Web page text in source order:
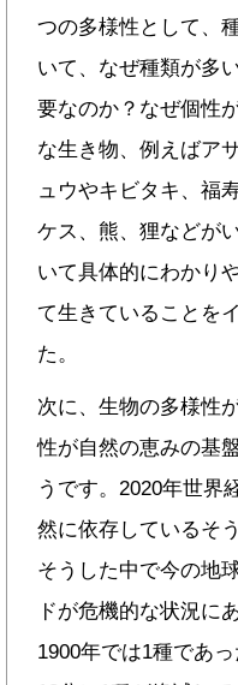
つの多様性として、
いて、なぜ種類が多
要なのか？なぜ個性
な生き物、例えばア
ュウやキビタキ、福
ケス、熊、狸などが
いて具体的にわかり
て生きていることを
た。
次に、生物の多様性
性が自然の恵みの基
うです。2020年世界
然に依存しているそ
そうした中で今の地
ドが危機的な状況に
1900年では1種であ